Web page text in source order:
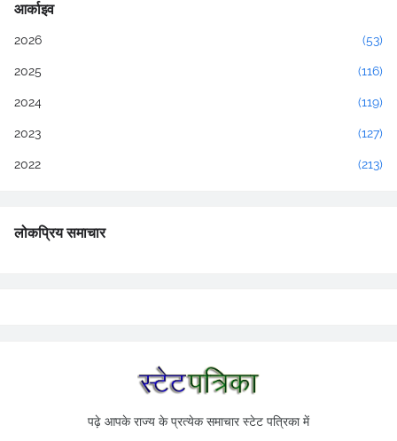
आर्काइव
2026 (53)
2025 (116)
2024 (119)
2023 (127)
2022 (213)
लोकप्रिय समाचार
पढ़े आपके राज्य के प्रत्येक समाचार स्टेट पत्रिका में